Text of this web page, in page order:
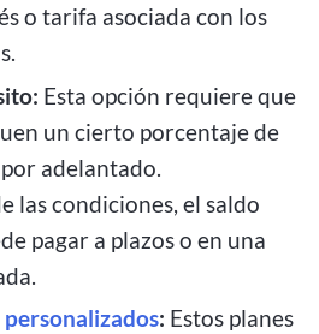
o tarifa asociada con los
Esta opción requiere que
un cierto porcentaje de
adelantado.
las condiciones, el saldo
pagar a plazos o en una
personalizados: Estos planes